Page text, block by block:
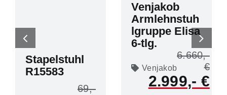
Stapelstuhl
R15583
69
Venjakob
Armlehnstuh
lgruppe Elisa
6-tlg.
Venjakob
6.660
2.999